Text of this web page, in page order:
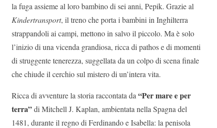
la fuga assieme al loro bambino di sei anni, Pepik. Grazie al
Kindertransport, il treno che porta i bambini in Inghilterra
strappandoli ai campi, mettono in salvo il piccolo. Ma è solo
l’inizio di una vicenda grandiosa, ricca di pathos e di momenti
di struggente tenerezza, suggellata da un colpo di scena finale
che chiude il cerchio sul mistero di un’intera vita.
Ricca di avventure la storia raccontata da “Per mare e per
terra”di Mitchell J. Kaplan, ambientata nella Spagna del
1481, durante il regno di Ferdinando e Isabella: la penisola